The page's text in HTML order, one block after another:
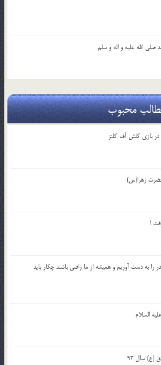
الله علیه و اله و سلم
محبوب
بازی کلش آف کلنز
زهرا(س)
!
را به دست آوريم و هميشه از ما راضي باشند چكار بايد
السلام
(ع) سال 93